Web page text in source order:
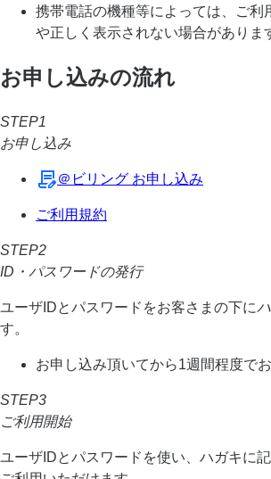
携帯電話の機種等によっては、ご利
や正しく表示されない場合がありま
お申し込みの流れ
STEP1
お申し込み
＠ビリング お申し込み
ご利用規約
STEP2
ID・パスワードの発行
ユーザIDとパスワードをお客さまの下に
す。
お申し込み頂いてから1週間程度で
STEP3
ご利用開始
ユーザIDとパスワードを使い、ハガキに